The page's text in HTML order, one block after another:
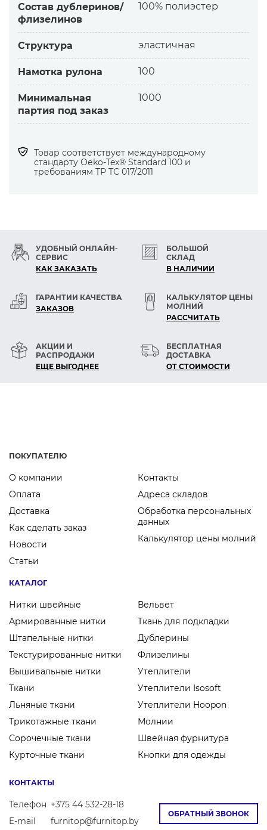
Состав дублеринов/
флизелинов
100% полиэстер
Структура эластичная
Намотка рулона 100
Минимальная
партия под заказ
1000
Товар соответствует международному
стандарту Оеko-Tex® Standard 100 и
требованиям ТР ТС 017/2011
УДОБНЫЙ ОНЛАЙН-
СЕРВИС
КАК ЗАКАЗАТЬ
БОЛЬШОЙ
СКЛАД
В НАЛИЧИИ
ГАРАНТИИ КАЧЕСТВА
ЗАКАЗОВ
КАЛЬКУЛЯТОР ЦЕНЫ
МОЛНИЙ
РАСCЧИТАТЬ
АКЦИИ И
РАСПРОДАЖИ
ЕЩЕ ВЫГОДНЕЕ
БЕСПЛАТНАЯ
ДОСТАВКА
ОТ СТОИМОСТИ
ПОКУПАТЕЛЮ
О компании
Оплата
Доставка
Как сделать заказ
Новости
Статьи
Контакты
Адреса складов
Обработка персональных
данных
Калькулятор цены молний
КАТАЛОГ
Нитки швейные
Армированные нитки
Штапельные нитки
Текстурированные нитки
Вышивальные нитки
Ткани
Льняные ткани
Трикотажные ткани
Сорочечные ткани
Курточные ткани
Вельвет
Ткань для подкладки
Дублерины
Флизелины
Утеплители
Утеплители Isosoft
Утеплители Hoopon
Молнии
Швейная фурнитура
Кнопки для одежды
ОБРАТНЫЙ ЗВОНОК
КОНТАКТЫ
Телефон +375 44 532-28-18
E-mail
furnitop@furnitop.by